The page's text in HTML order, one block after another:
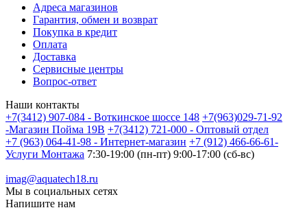
Адреса магазинов
Гарантия, обмен и возврат
Покупка в кредит
Оплата
Доставка
Сервисные центры
Вопрос-ответ
Наши контакты
+7(3412) 907-084 - Воткинское шоссе 148 +7(963)029-71-92
-Магазин Пойма 19В +7(3412) 721-000 - Оптовый отдел
+7 (963) 064-41-98 - Интернет-магазин +7 (912) 466-66-61-
Услуги Монтажа 7:30-19:00 (пн-пт) 9:00-17:00 (сб-вс)
imag@aquatech18.ru
Мы в социальных сетях
Напишите нам